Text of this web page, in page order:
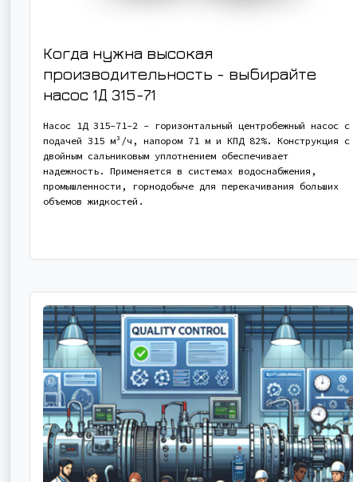
Когда нужна высокая
производительность - выбирайте
насос 1Д 315-71
Насос 1Д 315-71-2 - горизонтальный центробежный насос с
подачей 315 м³/ч, напором 71 м и КПД 82%. Конструкция с
двойным сальниковым уплотнением обеспечивает
надежность. Применяется в системах водоснабжения,
промышленности, горнодобыче для перекачивания больших
объемов жидкостей.